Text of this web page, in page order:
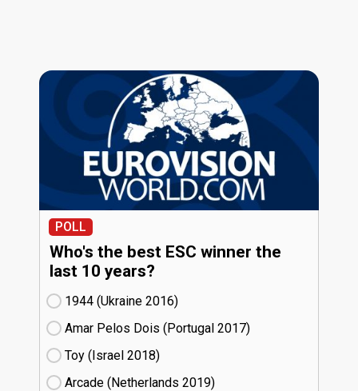
POLL
Who's the best ESC winner the
last 10 years?
1944 (Ukraine
16)
Amar Pelos Dois (Portugal
17)
Toy (Israel
18)
Arcade (Netherlands
19)